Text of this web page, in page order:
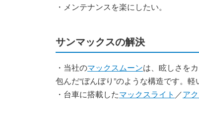
・メンテナンスを楽にしたい。
サンマックスの解決
・当社のマックスムーンは、眩しさを
包んだ“ぼんぼり”のような構造です。
・台車に搭載したマックスライト ／ア